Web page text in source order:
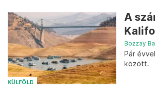
KÜLFÖLD
A
Bozzay
Pár
között.